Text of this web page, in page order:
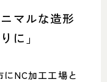
は営業）
マルな造形
に」
NC加工工場と